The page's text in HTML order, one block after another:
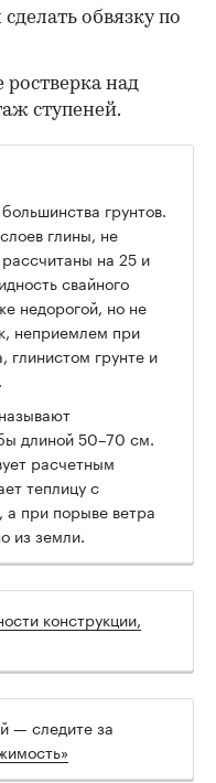
обвязку по
над
ступеней.
грунтов.
глины, не
на 25 и
свайного
недорогой, но не
неприемлем при
грунте и
длиной 50–70 см.
расчетным
теплицу с
а при порыве ветра
из земли.
конструкции,
— следите за